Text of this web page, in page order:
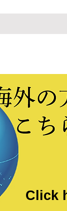
Click